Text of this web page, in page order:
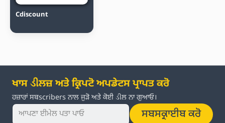
Cdiscount
ਖਾਸ ડીਲਜ਼ ਅਤੇ ਕ੍ਰਿਪਟੋ ਅਪਡੇਟਸ ਪ੍ਰਾਪਤ ਕਰੋ
ਹਜ਼ਾਰਾਂ ਸਬscribers ਨਾਲ ਜੁੜੋ ਅਤੇ ਕੋਈ ડીਲ ਨਾ ਗੁਆਓ।
ਸਬਸਕ੍ਰਾਈਬ ਕਰੋ